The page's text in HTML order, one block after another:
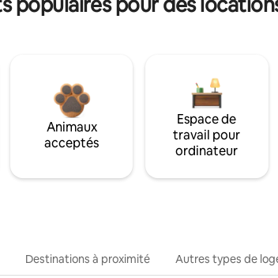
Animaux
acceptés
Espace de
travail pour
ordinateur
Destinations à proximité Autres types de